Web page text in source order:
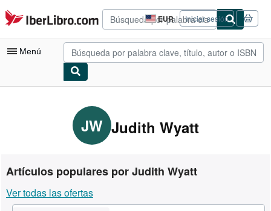
Pasar al contenido principal
IberLibro.com EUR
Preferencias
de
compra
del
Iniciar sesión
Menú
Consultar mis pedidos
Búsqueda avanzada
Libros antiguos
Arte y coleccionismo
JW Judith Wyatt
Artículos populares por Judith Wyatt
Ver todas las ofertas